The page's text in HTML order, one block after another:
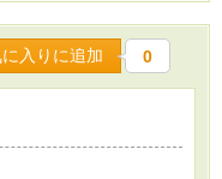
入りに追加 0